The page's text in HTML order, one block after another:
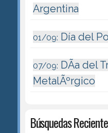
Argentina
01/09: Día del
07/09: DÃ­a del
MetalÃºrgico
Búsquedas